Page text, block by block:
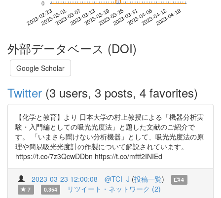
2023-02-232023-03-012023-03-072023-03-132023-03-192023-03-252023-03-312023-04-062023-04-122023-04-18
0
外部データベース (DOI)
Google Scholar
Twitter (3 users, 3 posts, 4 favorites)
【化学と教育】より 日本大学の村上教授による「機器分析実
験・入門編としての吸光光度法」と題した文献のご紹介で
す。 「いまさら聞けない分析機器」として、吸光光度法の原
理や簡易吸光光度計の作製について解説されています。
https://t.co/7z3QcwDDbn https://t.co/mftf2INIEd
2023-03-23 12:00:08 @TCI_J (投稿一覧)
4
7
0.354 リツイート・ネットワーク (2)